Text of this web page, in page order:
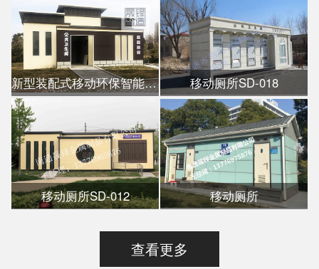
新型装配式移动环保智能公厕 移动厕所SD-018
移动厕所SD-012 移动厕所
查看更多